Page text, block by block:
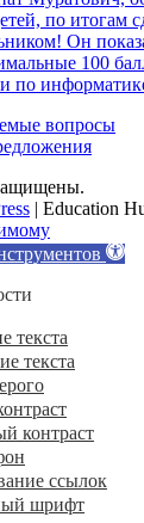
по итогам
Он
100
по
вопросы
| Education
текста
текста
контраст
ссылок
шрифт